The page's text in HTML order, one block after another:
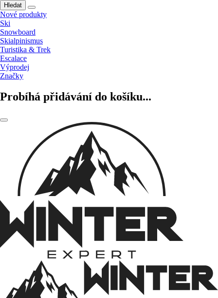
Hledat
Nové produkty
Ski
Snowboard
Skialpinismus
Turistika & Trek
Escalace
Výprodej
Značky
Probíhá přidávání do košíku...